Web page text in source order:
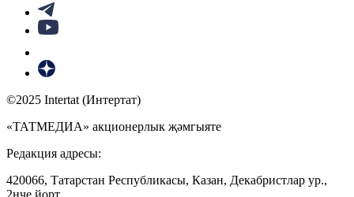
©2025 Intertat (Интертат)
«ТАТМЕДИА» акционерлык җәмгыяте
Редакция адресы:
420066, Татарстан Республикасы, Казан, Декабристлар ур.,
2нче йорт.